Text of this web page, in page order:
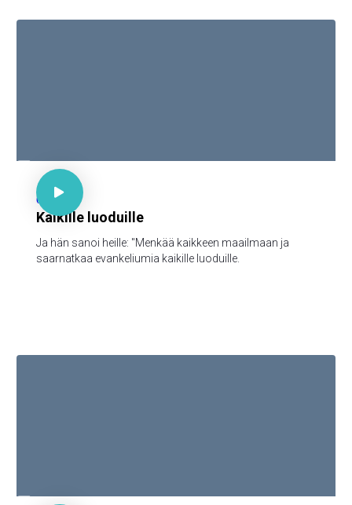
Mark 16:15

62
Kaikille luoduille
Ja hän sanoi heille: "Menkää kaikkeen maailmaan ja
saarnatkaa evankeliumia kaikille luoduille.